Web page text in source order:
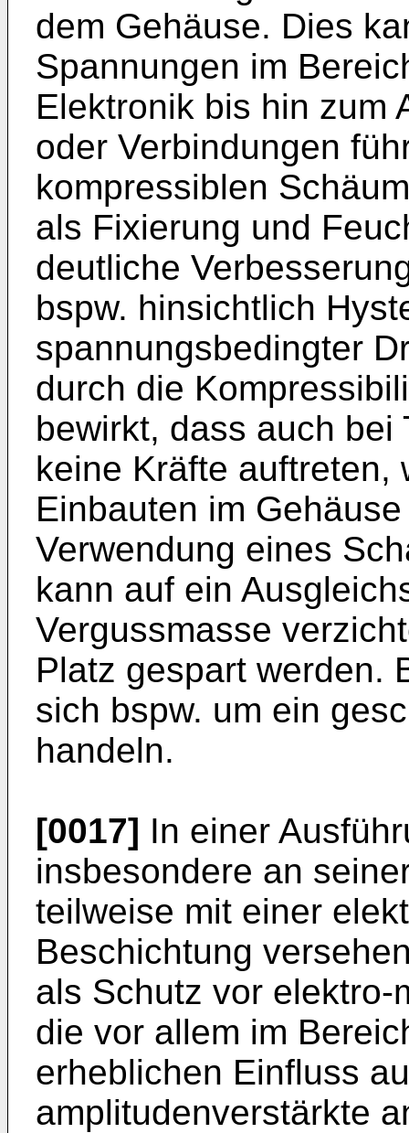
dem Gehäuse. Dies
Spannungen im
Elektronik bis hin zum
oder Verbindungen
kompressiblen
als Fixierung und
deutliche
bspw. hinsichtlich
spannungsbedingter
durch die
bewirkt, dass auch bei
keine Kräfte auftreten,
Einbauten im
Verwendung eines
kann auf ein
Vergussmasse
Platz gespart werden.
sich bspw. um ein
handeln.
[0017] In einer
insbesondere an
teilweise mit einer
Beschichtung
als Schutz vor
die vor allem im
erheblichen Einfluss
amplitudenverstärkte